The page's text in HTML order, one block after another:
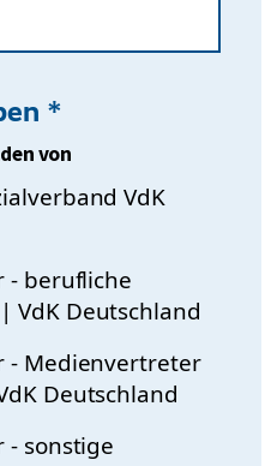
*
von
VdK
- berufliche
Interessenten | VdK Deutschland
- Medienvertreter
online | VdK Deutschland
- sonstige